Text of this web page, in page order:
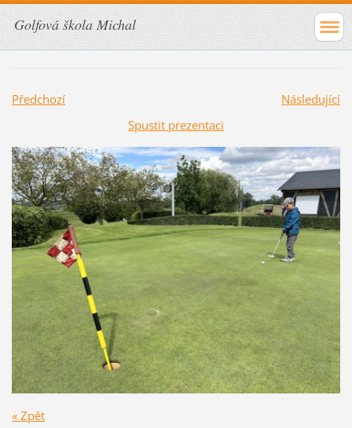
Golfová škola Michal
Předchozí
Následující
Spustit prezentaci
« Zpět